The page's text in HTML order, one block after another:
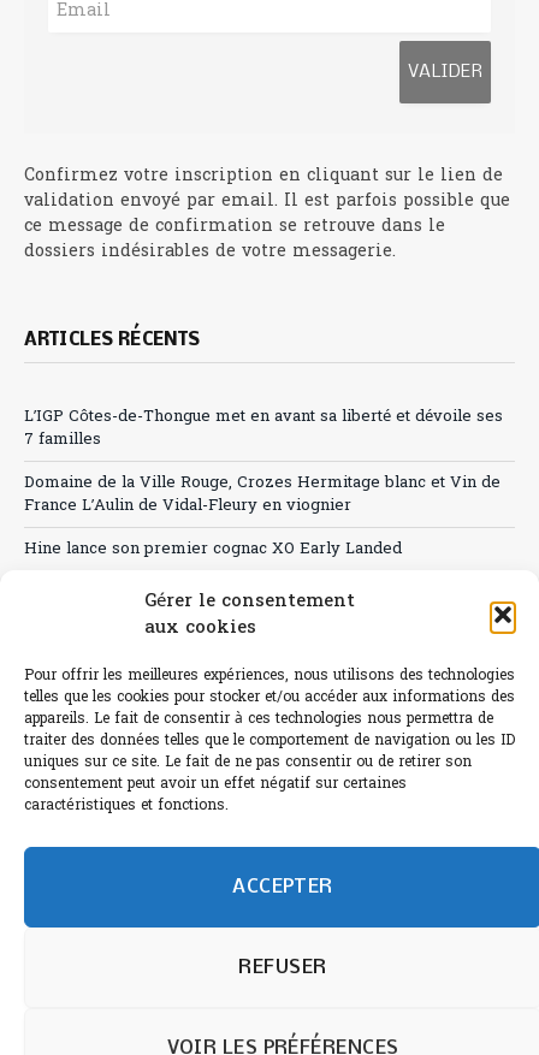
Gérer le consentement
aux cookies
Pour offrir les meilleures expériences, nous utilisons des technologies
telles que les cookies pour stocker et/ou accéder aux informations des
appareils. Le fait de consentir à ces technologies nous permettra de
traiter des données telles que le comportement de navigation ou les ID
uniques sur ce site. Le fait de ne pas consentir ou de retirer son
consentement peut avoir un effet négatif sur certaines
caractéristiques et fonctions.
ACCEPTER
REFUSER
VOIR LES PRÉFÉRENCES
Confirmez votre inscription en cliquant sur le lien de
validation envoyé par email. Il est parfois possible que
ce message de confirmation se retrouve dans le
dossiers indésirables de votre messagerie.
ARTICLES RÉCENTS
L’IGP Côtes-de-Thongue met en avant sa liberté et dévoile ses
7 familles
Domaine de la Ville Rouge, Crozes Hermitage blanc et Vin de
France L’Aulin de Vidal-Fleury en viognier
Hine lance son premier cognac XO Early Landed
Canicule : A quand le CHR à « l’heure espagnole » ?
Sélection de rosés 2026
L'abus d'alcool est dangereux pour la santé.
humain et 0% IA de Paris Bistro Editions - SARL de Presse -
Informations légales etRGPD